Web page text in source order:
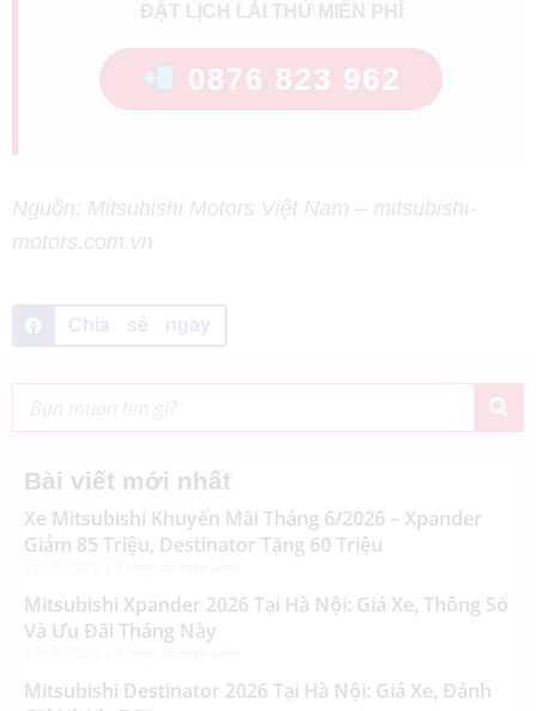
ĐẶT LỊCH LÁI THỬ MIỄN PHÍ
0876 823 962
Nguồn: Mitsubishi Motors Việt Nam – mitsubishi-
motors.com.vn
Chia sẻ ngay
Bài viết mới nhất
Xe Mitsubishi Khuyến Mãi Tháng 6/2026 – Xpander
Giảm 85 Triệu, Destinator Tặng 60 Triệu
Mitsubishi Xpander 2026 Tại Hà Nội: Giá Xe, Thông Số
Và Ưu Đãi Tháng Này
Mitsubishi Destinator 2026 Tại Hà Nội: Giá Xe, Đánh